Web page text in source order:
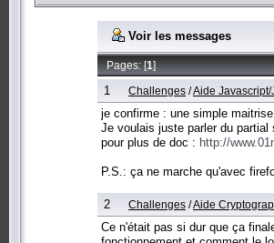
Voir les messages
Pages: [1]
1 Challenges /Aide Javascript/
je confirme : une simple
Je voulais juste parler du
pour plus de doc : http://
P.S.: ça ne marche qu'avec
2 Challenges /Aide
Ce n'était pas si dur que ça